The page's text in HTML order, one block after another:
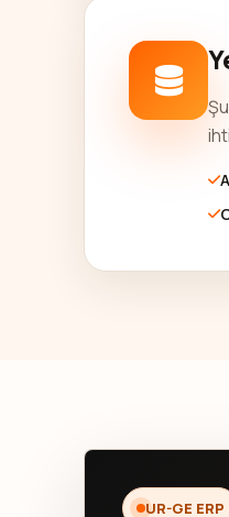
UR-GE ERP